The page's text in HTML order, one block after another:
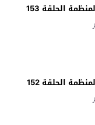
الحلقة 153
الحلقة 152